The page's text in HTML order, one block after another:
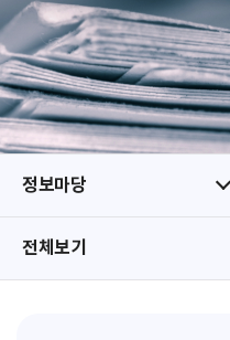
정보마당
전체보기